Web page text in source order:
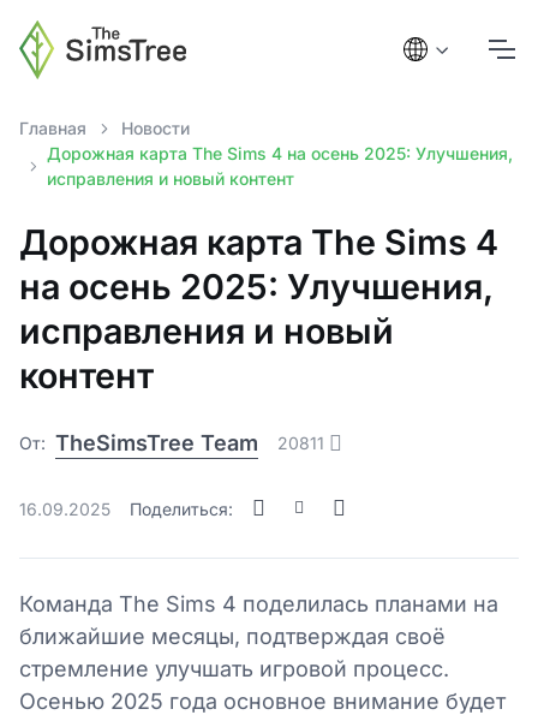
Главная
Новости
Дорожная карта The Sims 4 на осень 2025: Улучшения,
исправления и новый контент
Дорожная карта The Sims 4
на осень 2025: Улучшения,
исправления и новый
контент
От: TheSimsTree Team 20811
16.09.2025 Поделиться:
Команда The Sims 4 поделилась планами на
ближайшие месяцы, подтверждая своё
стремление улучшать игровой процесс.
Осенью 2025 года основное внимание будет